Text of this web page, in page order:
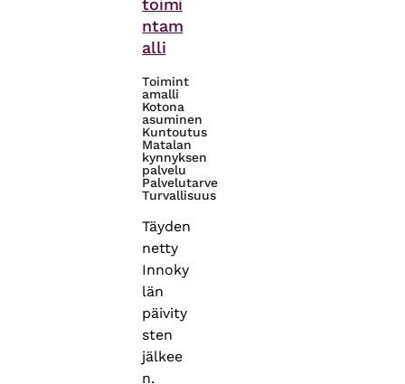
toimi
ntam
alli
Toimint
amalli
Kotona
asuminen
Kuntoutus
Matalan
kynnyksen
palvelu
Palvelutarve
Turvallisuus
Täyden
netty
Innoky
län
päivity
sten
jälkee
n.